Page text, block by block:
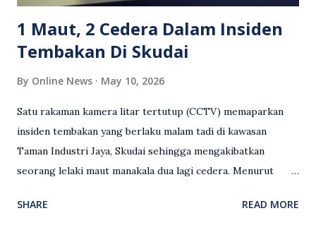
terhadap wanita dipercayai menjadi mangs...
1 Maut, 2 Cedera Dalam Insiden
Tembakan Di Skudai
By Online News May 10, 2026
Satu rakaman kamera litar tertutup (CCTV) memaparkan
insiden tembakan yang berlaku malam tadi di kawasan
Taman Industri Jaya, Skudai sehingga mengakibatkan
seorang lelaki maut manakala dua lagi cedera. Menurut
kejadian berlaku sekitar jam 11 malam dan pihak polis
SHARE READ MORE